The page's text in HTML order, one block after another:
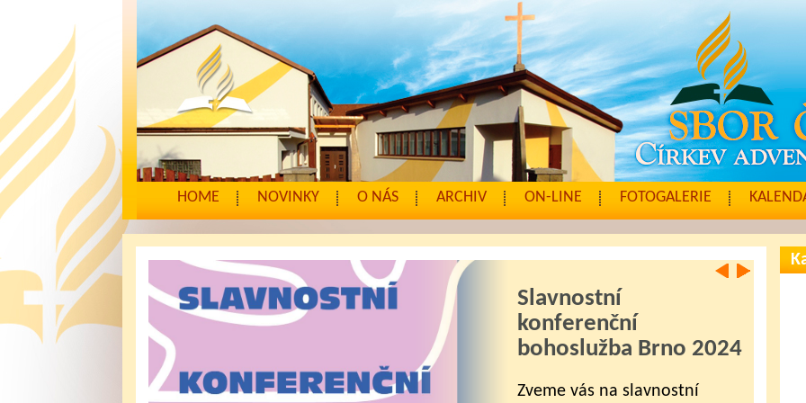
HOME NOVINKY O NÁS ARCHIV ON-LINE FOTOGALERIE
Slavnostní
konferenční
bohoslužba Brno 2024
Zveme vás na slavnostní